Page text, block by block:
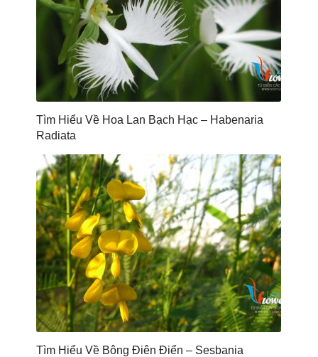
Tìm Hiểu Về Hoa Lan Bạch Hạc – Habenaria
Radiata
Tìm Hiểu Về Bông Điên Điển – Sesbania